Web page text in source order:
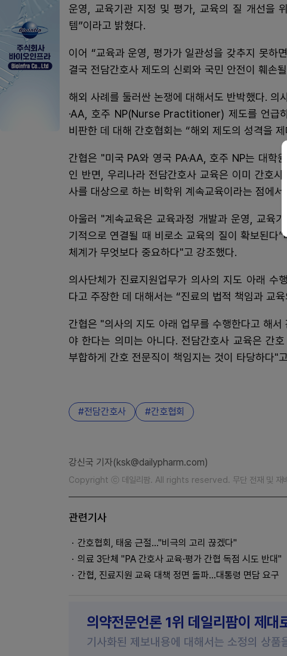
운영, 교육기관 지정 및 평가, 교육의 질 개선을
템”이라고 밝혔다.
이어 “교육과 운영, 평가가 일관성을 갖추지 못하
결국 전담간호사 제도의 신뢰와 국민 안전이 훼손
해외 사례를 둘러싼 논쟁에 대해서도 반박했다.
·AA, 호주 NP(Nurse Practitioner) 제도를 언급
비판한 데 대해 간호협회는 “해외 제도의 성격을
간협은 "미국 PA와 영국 PA·AA, 호주 NP는 대학
인 반면, 우리나라 전담간호사 교육은 이미 간호
사를 대상으로 하는 비학위 계속교육이라는 점에
아울러 "계속교육은 교육과정 개발과 운영, 교육
기적으로 연결될 때 비로소 교육의 질이 확보된다
체계가 무엇보다 중요하다"고 강조했다.
의사단체가 진료지원업무가 의사의 지도 아래 수
다고 주장한 데 대해서는 “진료의 법적 책임과 교
간협은 "의사의 지도 아래 업무를 수행한다고 해
야 한다는 의미는 아니다. 전담간호사 교육은 간
부합하게 간호 전문직이 책임지는 것이 타당하다"
전담간호사 간호협회
강신국 기자(ksk@dailypharm.com)
Copyright ⓒ 데일리팜. All rights reserved. 무단 전재 및 재
관련기사
간호협회, 태움 근절…"비극의 고리 끊겠다"
의료 3단체 "PA 간호사 교육·평가 간협 독점 시도 반대"
간협, 진료지원 교육 대책 정면 돌파…대통령 면담 요구
의약전문언론 1위 데일리팜이 제대
기사화된 제보내용에 대해서는 소정의 상품